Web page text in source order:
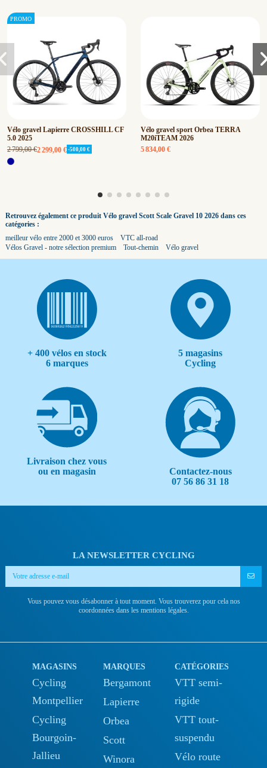
Vélo gravel Lapierre CROSSHILL CF
5.0 2025
2 799,00 €2 299,00 € -500,00 €
Vélo gravel sport Orbea TERRA
M20iTEAM 2026
5 834,00 €
Retrouvez également ce produit Vélo gravel Scott Scale Gravel 10 2026 dans ces
catégories :
meilleur vélo entre 2000 et 3000 euros
VTC all-road
Vélos Gravel - notre sélection premium
Tout-chemin Vélo gravel
+ 400 vélos en stock
6 marques
5 magasins
Cycling
Livraison chez vous
ou en magasin
Contactez-nous
07 56 86 31 18
LA NEWSLETTER CYCLING
Vous pouvez vous désabonner à tout moment. Vous trouverez pour cela nos
coordonnées dans les mentions légales.
MAGASINS
Cycling
Montpellier
Cycling
Bourgoin-
Jallieu
MARQUES
Bergamont
Lapierre
Orbea
Scott
Winora
CATÉGORIES
VTT semi-
rigide
VTT tout-
suspendu
Vélo route